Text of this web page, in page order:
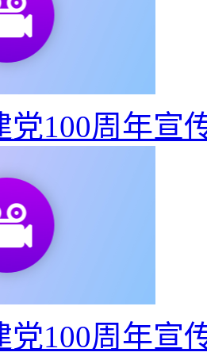
党100周年宣
党100周年宣